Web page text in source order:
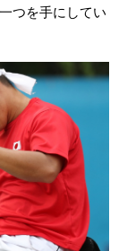
つを手にしてい